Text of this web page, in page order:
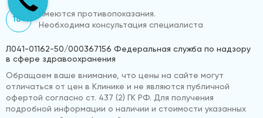
18+
Имеются противопоказания.
Необходима консультация специалиста
Л041-01162-50/000367156 Федеральная служба по надзору
в сфере здравоохранения
Обращаем ваше внимание, что цены на сайте могут
отличаться от цен в Клинике и не являются публичной
офертой согласно ст. 437 (2) ГК РФ. Для получения
подробной информации о наличии и стоимости указанных